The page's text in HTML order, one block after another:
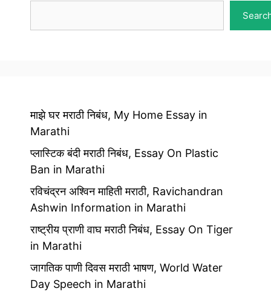
माझे घर मराठी निबंध, My Home Essay in
Marathi
प्लास्टिक बंदी मराठी निबंध, Essay On Plastic
Ban in Marathi
रविचंद्रन अश्विन माहिती मराठी, Ravichandran
Ashwin Information in Marathi
राष्ट्रीय प्राणी वाघ मराठी निबंध, Essay On Tiger
in Marathi
जागतिक पाणी दिवस मराठी भाषण, World Water
Day Speech in Marathi